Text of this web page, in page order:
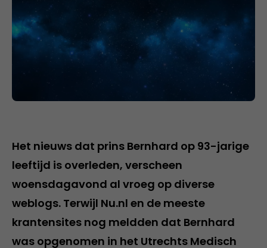
Het nieuws dat prins Bernhard op 93-jarige
leeftijd is overleden, verscheen
woensdagavond al vroeg op diverse
weblogs. Terwijl Nu.nl en de meeste
krantensites nog meldden dat Bernhard
was opgenomen in het Utrechts Medisch